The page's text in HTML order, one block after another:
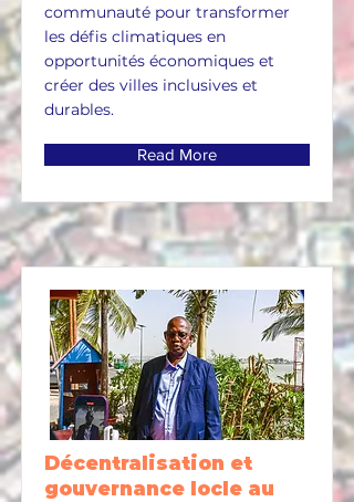
communauté pour transformer
les défis climatiques en
opportunités économiques et
créer des villes inclusives et
durables.
Read More
Décentralisation et
gouvernance locle au